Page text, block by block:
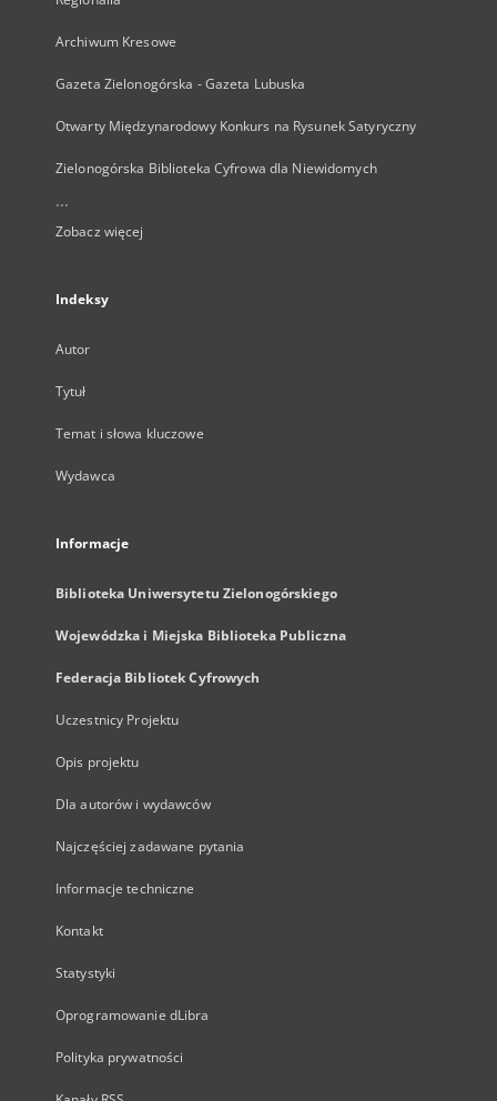
Archiwum Kresowe
Gazeta Zielonogórska - Gazeta Lubuska
Otwarty Międzynarodowy Konkurs na Rysunek Satyryczny
Zielonogórska Biblioteka Cyfrowa dla Niewidomych
...
Zobacz więcej
Indeksy
Autor
Tytuł
Temat i słowa kluczowe
Wydawca
Informacje
Biblioteka Uniwersytetu Zielonogórskiego
Wojewódzka i Miejska Biblioteka Publiczna
Federacja Bibliotek Cyfrowych
Uczestnicy Projektu
Opis projektu
Dla autorów i wydawców
Najczęściej zadawane pytania
Informacje techniczne
Kontakt
Statystyki
Oprogramowanie dLibra
Polityka prywatności